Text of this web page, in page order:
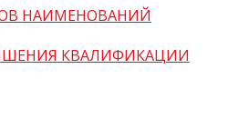
НАИМЕНОВАНИЙ
КВАЛИФИКАЦИИ